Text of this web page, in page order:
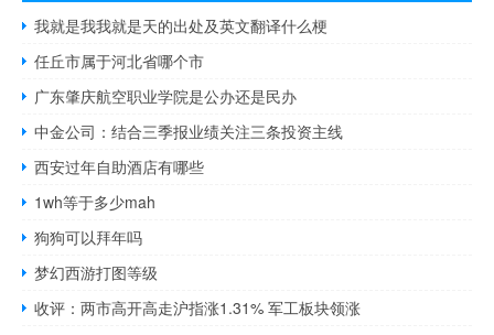
我就是我我就是天的出处及英文翻译什么梗
任丘市属于河北省哪个市
广东肇庆航空职业学院是公办还是民办
中金公司：结合三季报业绩关注三条投资主线
西安过年自助酒店有哪些
1wh等于多少mah
狗狗可以拜年吗
梦幻西游打图等级
收评：两市高开高走沪指涨1.31% 军工板块领涨